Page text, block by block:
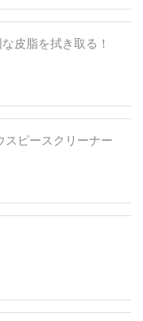
皮脂を拭き取る！
スピースクリーナー